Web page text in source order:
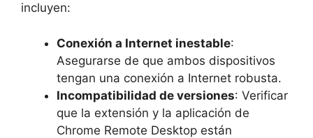
incluyen:
Conexión a Internet inestable:
Asegurarse de que ambos dispositivos
tengan una conexión a Internet robusta.
Incompatibilidad de versiones: Verificar
que la extensión y la aplicación de
Chrome Remote Desktop están